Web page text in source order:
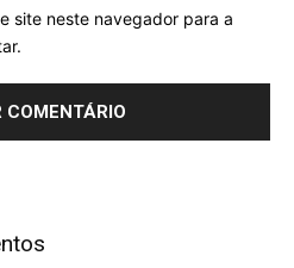
site neste navegador para a